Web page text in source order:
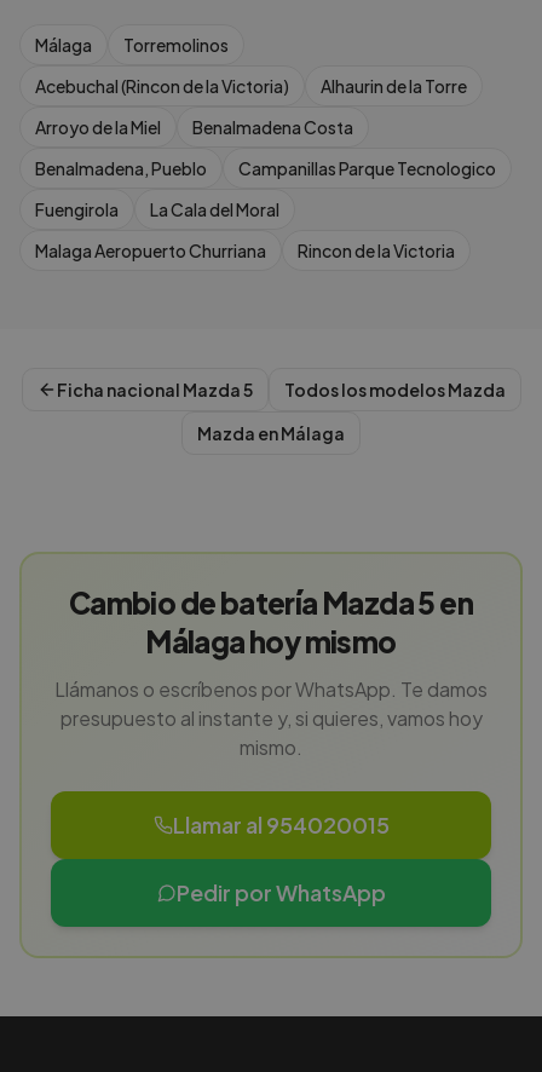
Málaga
Torremolinos
Acebuchal (Rincon de la Victoria)
Alhaurin de la Torre
Arroyo de la Miel
Benalmadena Costa
Benalmadena, Pueblo
Campanillas Parque Tecnologico
Fuengirola
La Cala del Moral
Malaga Aeropuerto Churriana
Rincon de la Victoria
Ficha nacional Mazda5 Todos los modelosMazda
Mazda enMálaga
Cambio de batería Mazda 5 en
Málaga hoy mismo
Llámanos o escríbenos por WhatsApp. Te damos
presupuesto al instante y, si quieres, vamos hoy
mismo.
Llamar al 954020015
Pedir por WhatsApp